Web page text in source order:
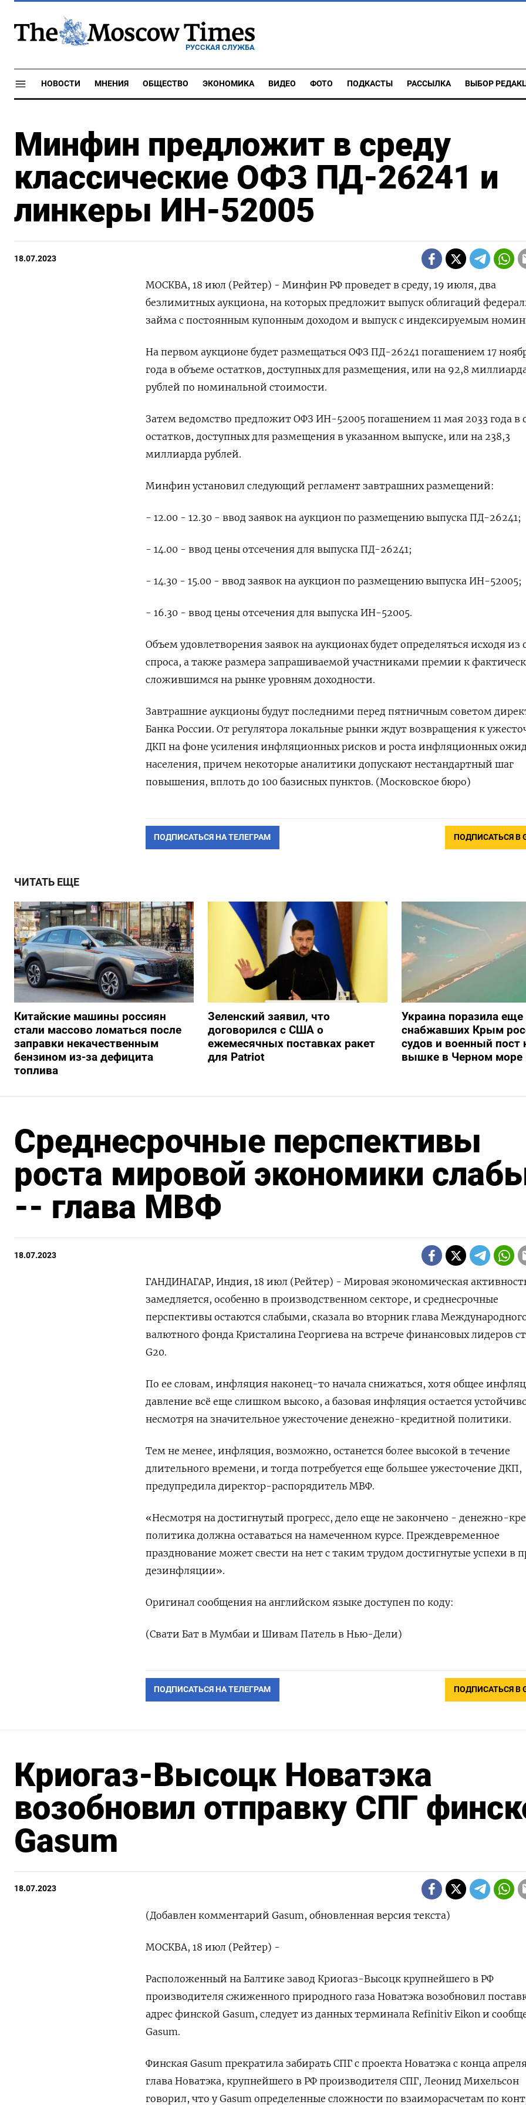
РУССКАЯ СЛУЖБА
НОВОСТИ МНЕНИЯ ОБЩЕСТВО ЭКОНОМИКА ВИДЕО ФОТО ПОДКАСТЫ РАССЫЛКА ВЫБОР
Минфин предложит в среду
классические ОФЗ ПД-26241 и
линкеры ИН-52005
18.07.2023
МОСКВА, 18 июл (Рейтер) - Минфин РФ проведет в среду, 19 июля, два
безлимитных аукциона, на которых предложит выпуск облигаций
займа с постоянным купонным доходом и выпуск с индексируемым
На первом аукционе будет размещаться ОФЗ ПД-26241 погашением 17
года в объеме остатков, доступных для размещения, или на 92,8
рублей по номинальной стоимости.
Затем ведомство предложит ОФЗ ИН-52005 погашением 11 мая 2033 года в
остатков, доступных для размещения в указанном выпуске, или на 238,3
миллиарда рублей.
Минфин установил следующий регламент завтрашних размещений:
- 12.00 - 12.30 - ввод заявок на аукцион по размещению выпуска ПД-26241;
- 14.00 - ввод цены отсечения для выпуска ПД-26241;
- 14.30 - 15.00 - ввод заявок на аукцион по размещению выпуска ИН-52005;
- 16.30 - ввод цены отсечения для выпуска ИН-52005.
Объем удовлетворения заявок на аукционах будет определяться исходя из
спроса, а также размера запрашиваемой участниками премии к
сложившимся на рынке уровням доходности.
Завтрашние аукционы будут последними перед пятничным советом
Банка России. От регулятора локальные рынки ждут возвращения к
ДКП на фоне усиления инфляционных рисков и роста инфляционных
населения, причем некоторые аналитики допускают нестандартный шаг
повышения, вплоть до 100 базисных пунктов. (Московское бюро)
ПОДПИСАТЬСЯ НА ТЕЛЕГРАМ ПОДПИСАТЬСЯ В
ЧИТАТЬ ЕЩЕ
Китайские машины россиян
стали массово ломаться после
заправки некачественным
бензином из-за дефицита
топлива
Зеленский заявил, что
договорился с США о
ежемесячных поставках ракет
для Patriot
Украина поразила еще
снабжавших Крым
судов и военный пост
вышке в Черном море
Среднесрочные перспективы
роста мировой экономики
-- глава МВФ
18.07.2023
ГАНДИНАГАР, Индия, 18 июл (Рейтер) - Мировая экономическая
замедляется, особенно в производственном секторе, и среднесрочные
перспективы остаются слабыми, сказала во вторник глава
валютного фонда Кристалина Георгиева на встрече финансовых лидеров
G20.
По ее словам, инфляция наконец-то начала снижаться, хотя общее
давление всё еще слишком высоко, а базовая инфляция остается
несмотря на значительное ужесточение денежно-кредитной политики.
Тем не менее, инфляция, возможно, останется более высокой в течение
длительного времени, и тогда потребуется еще большее ужесточение ДКП,
предупредила директор-распорядитель МВФ.
«Несмотря на достигнутый прогресс, дело еще не закончено - денежно-
политика должна оставаться на намеченном курсе. Преждевременное
празднование может свести на нет с таким трудом достигнутые успехи в
дезинфляции».
Оригинал сообщения на английском языке доступен по коду:
(Свати Бат в Мумбаи и Шивам Патель в Нью-Дели)
ПОДПИСАТЬСЯ НА ТЕЛЕГРАМ ПОДПИСАТЬСЯ В
Криогаз-Высоцк Новатэка
возобновил отправку СПГ
Gasum
18.07.2023
(Добавлен комментарий Gasum, обновленная версия текста)
МОСКВА, 18 июл (Рейтер) -
Расположенный на Балтике завод Криогаз-Высоцк крупнейшего в РФ
производителя сжиженного природного газа Новатэка возобновил
адрес финской Gasum, следует из данных терминала Refinitiv Eikon и
Gasum.
Финская Gasum прекратила забирать СПГ с проекта Новатэка с конца
глава Новатэка, крупнейшего в РФ производителя СПГ, Леонид Михельсон
говорил, что у Gasum определенные сложности по взаиморасчетам по